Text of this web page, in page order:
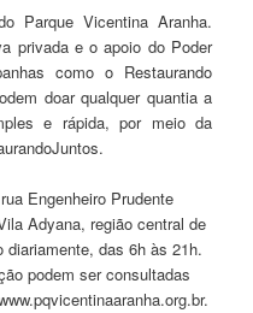
Parque Vicentina Aranha.
privada e o apoio do Poder
como o Restaurando
doar qualquer quantia a
e rápida, por meio da
Engenheiro Prudente
Adyana, região central de
das 6h às 21h.
podem ser consultadas